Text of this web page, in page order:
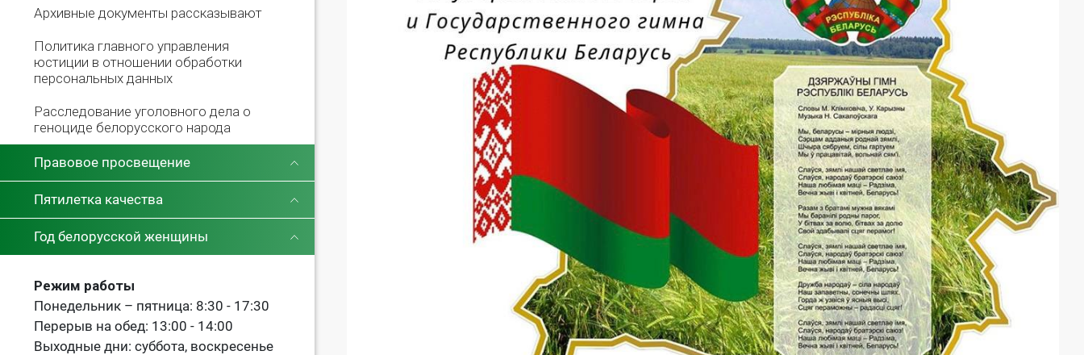
Архивные документы рассказывают
Политика главного управления
юстиции в отношении обработки
персональных данных
Расследование уголовного дела о
геноциде белорусского народа
Правовое просвещение
Пятилетка качества
Год белорусской женщины
Режим работы
Понедельник – пятница: 8:30 - 17:30
Перерыв на обед: 13:00 - 14:00
Выходные дни: суббота, воскресенье